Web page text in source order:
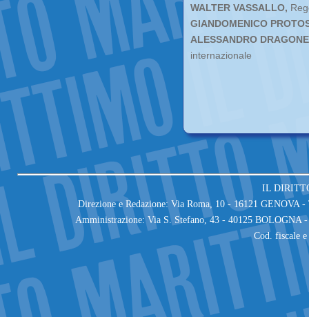
WALTER VASSALLO,
GIANDOMENICO
ALESSANDRO
internazionale
IL
Direzione e Redazione: Via Roma, 10 - 16121
Amministrazione: Via S. Stefano, 43 - 40125
Cod. fiscale